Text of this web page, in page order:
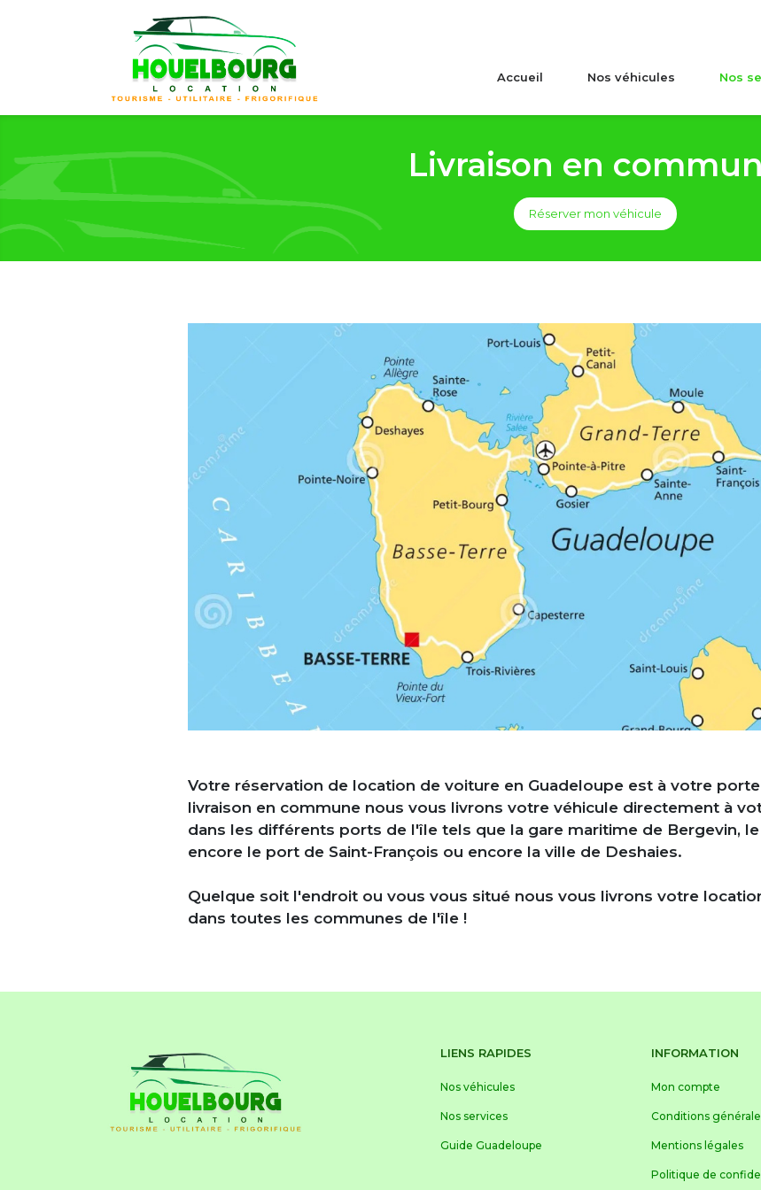
Accueil Nos véhicules Nos
Livraison en
Réserver mon véhicule
Votre réservation de location de voiture en Guadeloupeest à votre porte
livraison en commune nous vous livrons votre véhicule directement à
dans les différents ports de l'île tels que la gare maritime de Bergevin,le
encore le port de Saint-François ou encore la ville de Deshaies.
Quelque soit l'endroit ou vous vous situé nous vous livrons votre
dans toutes les communes de l'île !
LIENS RAPIDES
Nos véhicules
Nos services
Guide Guadeloupe
INFORMATION
Mon compte
Conditions
Mentions légales
Politique de